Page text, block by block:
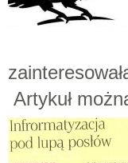
Artykuł